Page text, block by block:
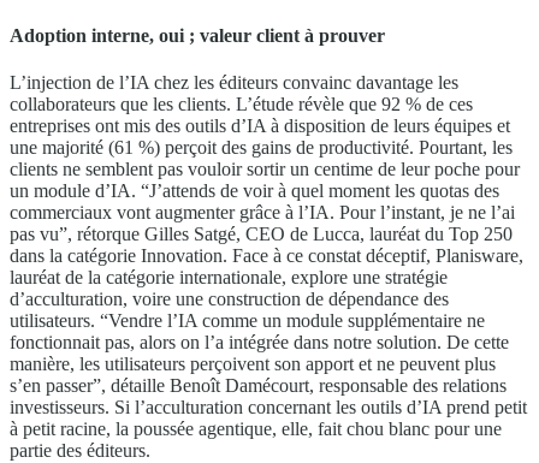
Adoption interne, oui ; valeur client à prouver
L’injection de l’IA chez les éditeurs convainc davantage les
collaborateurs que les clients. L’étude révèle que 92 % de ces
entreprises ont mis des outils d’IA à disposition de leurs équipes et
une majorité (61 %) perçoit des gains de productivité. Pourtant, les
clients ne semblent pas vouloir sortir un centime de leur poche pour
un module d’IA. “J’attends de voir à quel moment les quotas des
commerciaux vont augmenter grâce à l’IA. Pour l’instant, je ne l’ai
pas vu”, rétorque Gilles Satgé, CEO de Lucca, lauréat du Top 250
dans la catégorie Innovation. Face à ce constat déceptif, Planisware,
lauréat de la catégorie internationale, explore une stratégie
d’acculturation, voire une construction de dépendance des
utilisateurs. “Vendre l’IA comme un module supplémentaire ne
fonctionnait pas, alors on l’a intégrée dans notre solution. De cette
manière, les utilisateurs perçoivent son apport et ne peuvent plus
s’en passer”, détaille Benoît Damécourt, responsable des relations
investisseurs. Si l’acculturation concernant les outils d’IA prend petit
à petit racine, la poussée agentique, elle, fait chou blanc pour une
partie des éditeurs.